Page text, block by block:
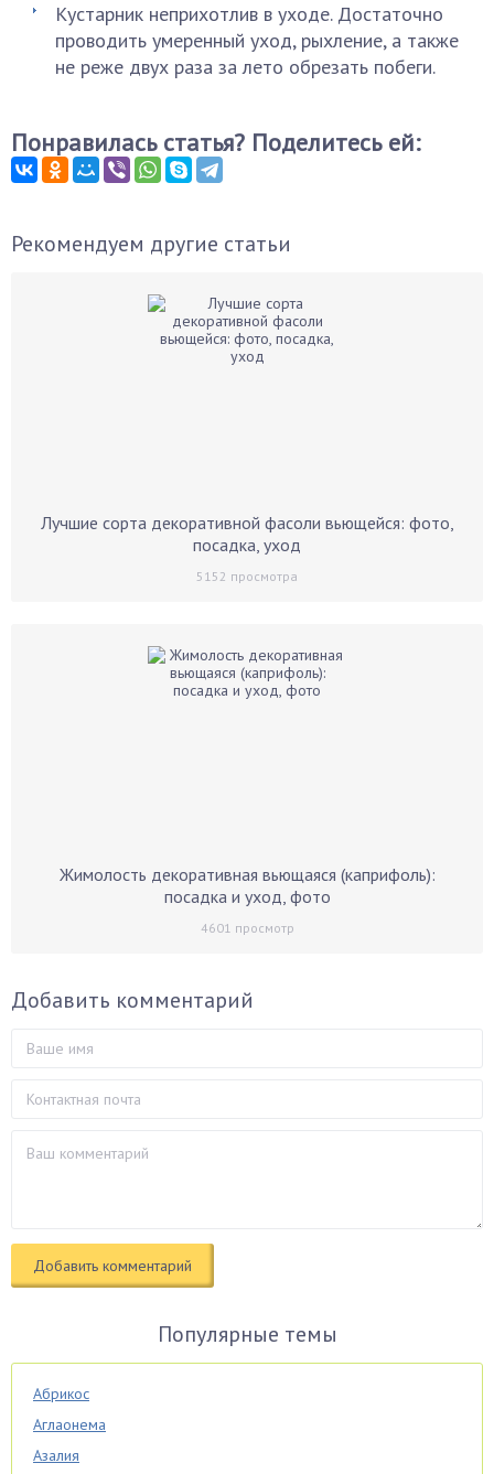
Кустарник неприхотлив в уходе. Достаточно
проводить умеренный уход, рыхление, а также
не реже двух раза за лето обрезать побеги.
Понравилась статья? Поделитесь ей:
Рекомендуем другие статьи
Лучшие сорта декоративной фасоли вьющейся: фото,
посадка, уход
5152 просмотра
Жимолость декоративная вьющаяся (каприфоль):
посадка и уход, фото
4601 просмотр
Добавить комментарий
Популярные темы
Абрикос
Аглаонема
Азалия